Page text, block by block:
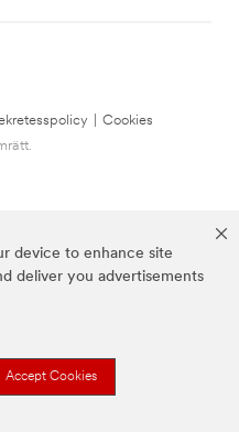
device to enhance site
deliver you advertisements
Accept Cookies
Cookies
är varumärken som tillhör 3M.